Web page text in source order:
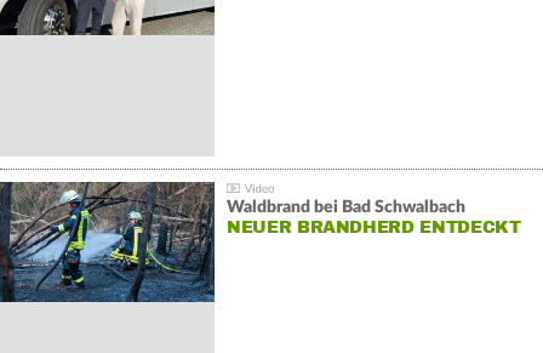
Waldbrand bei Bad Schwalbach
NEUER BRANDHERD ENTDECKT